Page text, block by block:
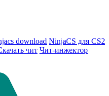
download NinjaCS для CS2
чит Чит-инжектор